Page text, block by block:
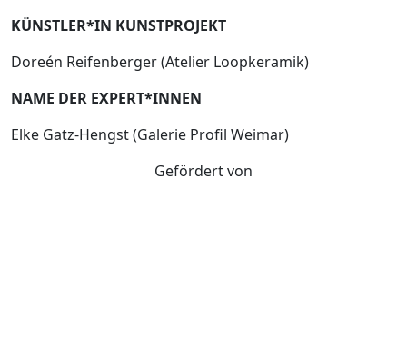
KÜNSTLER*IN KUNSTPROJEKT
Doreén Reifenberger (Atelier Loopkeramik)
NAME DER EXPERT*INNEN
Elke Gatz-Hengst (Galerie Profil Weimar)
Gefördert von